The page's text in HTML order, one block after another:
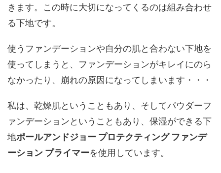
きます。この時に大切になってくるのは組み合わせ
る下地です。
使うファンデーションや自分の肌と合わない下地を
使ってしまうと、ファンデーションがキレイにのら
なかったり、崩れの原因になってしまいます・・・
私は、乾燥肌ということもあり、そしてパウダーフ
ァンデーションということもあり、保湿ができる下
地ポールアンドジョー プロテクティング ファンデ
ーション プライマーを使用しています。